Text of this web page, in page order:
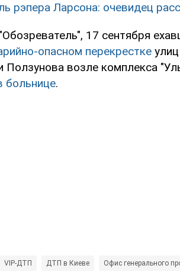
рэпера Ларсона: очевидец
17 сентября
опасном перекрестке
Ползунова возле комплекса
больнице.
VIP-ДТП ДТП в Киеве Офис генерального